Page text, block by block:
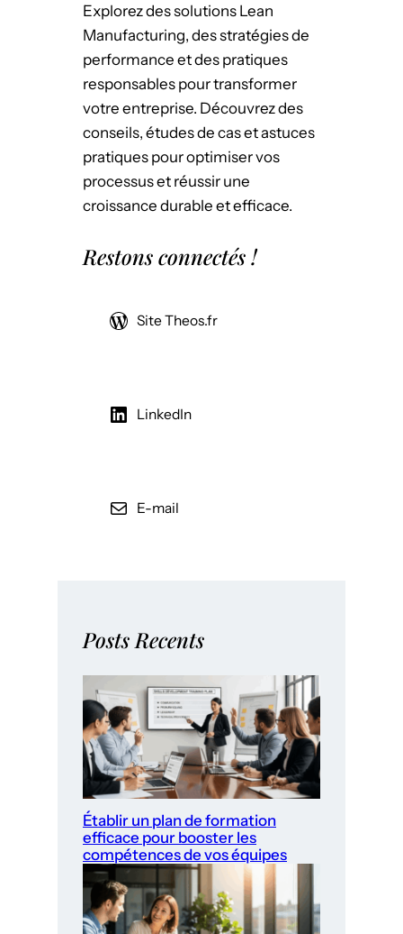
Explorez des solutions Lean
Manufacturing, des stratégies de
performance et des pratiques
responsables pour transformer
votre entreprise. Découvrez des
conseils, études de cas et astuces
pratiques pour optimiser vos
processus et réussir une
croissance durable et efficace.
Restons connectés !
Site Theos.fr
LinkedIn
E-mail
Posts Recents
Établir un plan de formation
efficace pour booster les
compétences de vos équipes